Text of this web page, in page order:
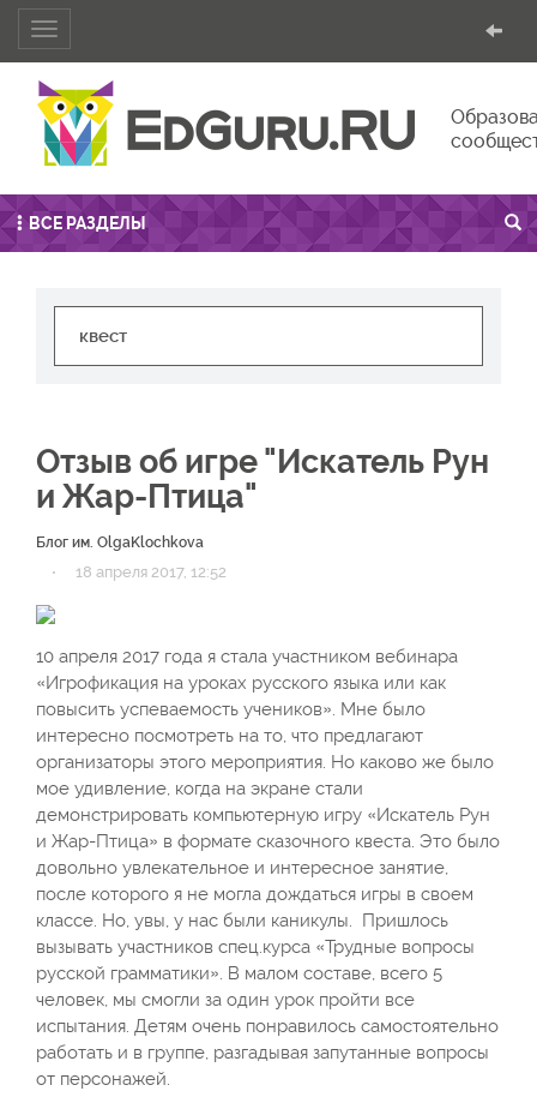
Toggle
navigation
ВСЕ РАЗДЕЛЫ
Отзыв об игре "Искатель Рун
и Жар-Птица"
Блог им. OlgaKlochkova
· 18 апреля 2017, 12:52
10 апреля 2017 года я стала участником вебинара
«Игрофикация на уроках русского языка или как
повысить успеваемость учеников». Мне было
интересно посмотреть на то, что предлагают
организаторы этого мероприятия. Но каково же было
мое удивление, когда на экране стали
демонстрировать компьютерную игру «Искатель Рун
и Жар-Птица» в формате сказочного квеста. Это было
довольно увлекательное и интересное занятие,
после которого я не могла дождаться игры в своем
классе. Но, увы, у нас были каникулы. Пришлось
вызывать участников спец.курса «Трудные вопросы
русской грамматики». В малом составе, всего 5
человек, мы смогли за один урок пройти все
испытания. Детям очень понравилось самостоятельно
работать и в группе, разгадывая запутанные вопросы
от персонажей.